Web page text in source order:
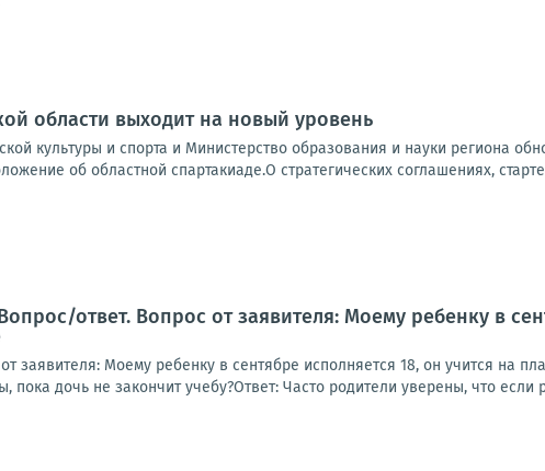
области выходит на новый уровень
культуры и спорта и Министерство образования и науки региона
об областной спартакиаде.О стратегических соглашениях,
ответ. Вопрос от заявителя: Моему ребенку в
заявителя: Моему ребенку в сентябре исполняется 18, он учится на
пока дочь не закончит учебу?Ответ: Часто родители уверены, что если